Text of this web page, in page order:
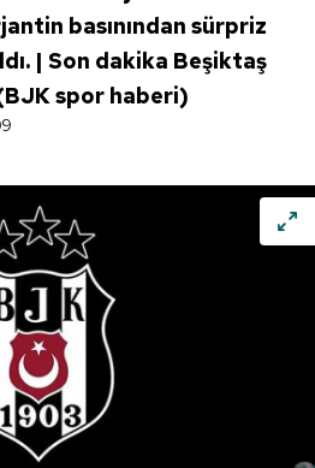
basınından sürpriz
| Son dakika Beşiktaş
spor haberi)